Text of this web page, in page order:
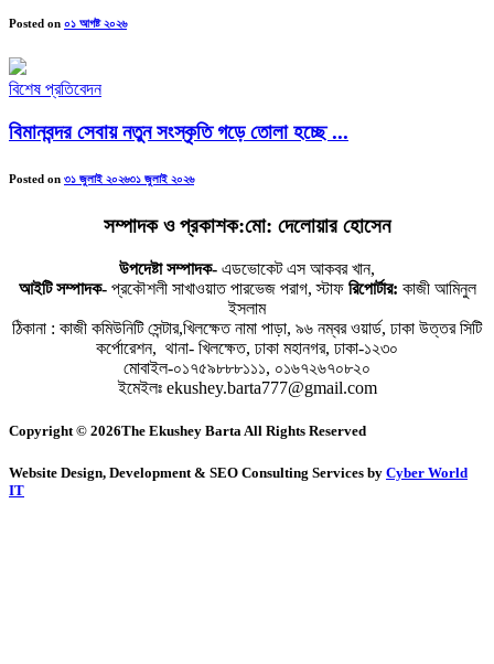
Posted on ০১ আগষ্ট ২০২৬
বিশেষ প্রতিবেদন
বিমানবন্দর সেবায় নতুন সংস্কৃতি গড়ে তোলা হচ্ছে ...
Posted on ৩১ জুলাই ২০২৬৩১ জুলাই ২০২৬
সম্পাদক ও প্রকাশক:মো: দেলোয়ার হোসেন
উপদেষ্টা সম্পাদক- এডভোকেট এস আকবর খান,
আইটি সম্পাদক-প্রকৌশলী সাখাওয়াত পারভেজ পরাগ, স্টাফ রিপোর্টার: কাজী আমিনুল
ইসলাম
ঠিকানা : কাজী কমিউনিটি সেন্টার,খিলক্ষেত নামা পাড়া, ৯৬ নম্বর ওয়ার্ড, ঢাকা উত্তর সিটি
কর্পোরেশন, থানা- খিলক্ষেত, ঢাকা মহানগর, ঢাকা-১২৩০
মোবাইল-০১৭৫৯৮৮৮১১১, ০১৬৭২৬৭০৮২০
ইমেইলঃ ekushey.barta777@gmail.com
Copyright © 2026The Ekushey Barta All Rights Reserved
Website Design, Development & SEO Consulting Services by Cyber World
IT